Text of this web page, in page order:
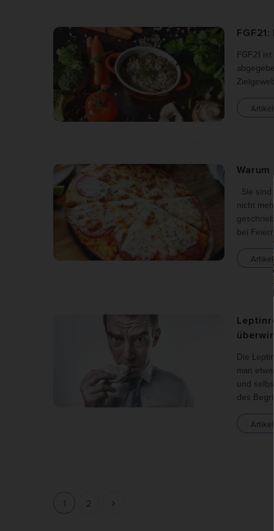
FGF21
Sie
nicht
bei
Die
man
und
des
S
e
1 2